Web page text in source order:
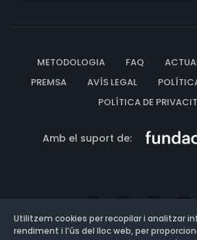
METODOLOGIA FAQ
PREMSA
AVÍS LEGAL
POLÍTICA DE
Amb el suport de:
Utilitzem cookies per recopilar i analitzar
rendiment i l’ús del lloc web, per